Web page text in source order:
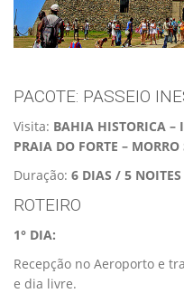
PACOTE: PASSEIO
Visita: BAHIA HISTORICA –
PRAIA DO FORTE –
Duração: 6 DIAS / 5 NOITES
ROTEIRO
1° DIA:
Recepção no Aeroporto e
e dia livre.